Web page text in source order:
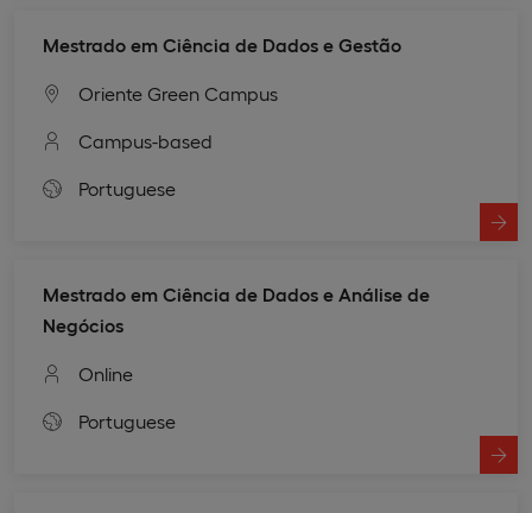
Mestrado em Ciência de Dados e Gestão
Oriente Green Campus
Campus-based
Portuguese
Mestrado em Ciência de Dados e Análise de
Negócios
Online
Portuguese